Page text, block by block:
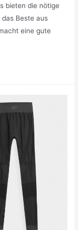
bieten die nötige
Beste aus
eine gute